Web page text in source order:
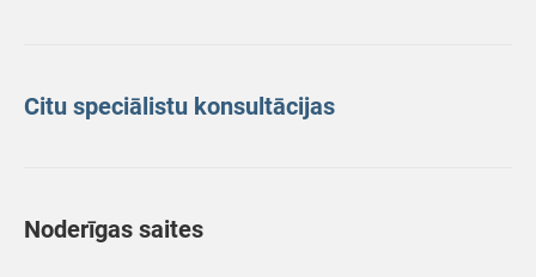
Citu speciālistu konsultācijas
Noderīgas saites